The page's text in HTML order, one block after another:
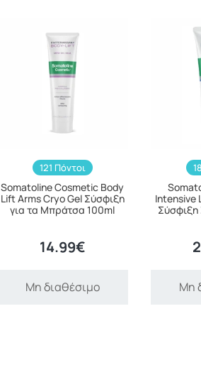
121 Πόντοι
Somatoline Cosmetic Body
Lift Arms Cryo Gel Σύσφιξη
για τα Μπράτσα 100ml
14.99€
Μη διαθέσιμο
Intensive
Μη